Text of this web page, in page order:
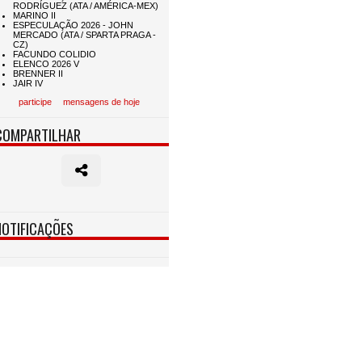
participe mensagens de hoje